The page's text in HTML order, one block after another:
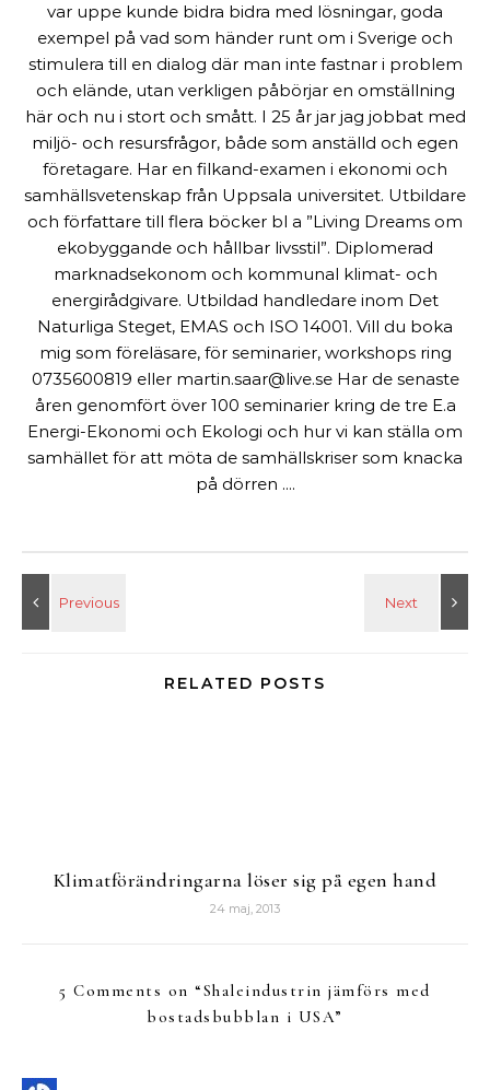
var uppe kunde bidra bidra med lösningar, goda
exempel på vad som händer runt om i Sverige och
stimulera till en dialog där man inte fastnar i problem
och elände, utan verkligen påbörjar en omställning
här och nu i stort och smått. I 25 år jar jag jobbat med
miljö- och resursfrågor, både som anställd och egen
företagare. Har en filkand-examen i ekonomi och
samhällsvetenskap från Uppsala universitet. Utbildare
och författare till flera böcker bl a ”Living Dreams om
ekobyggande och hållbar livsstil”. Diplomerad
marknadsekonom och kommunal klimat- och
energirådgivare. Utbildad handledare inom Det
Naturliga Steget, EMAS och ISO 14001. Vill du boka
mig som föreläsare, för seminarier, workshops ring
0735600819 eller martin.saar@live.se Har de senaste
åren genomfört över 100 seminarier kring de tre E.a
Energi-Ekonomi och Ekologi och hur vi kan ställa om
samhället för att möta de samhällskriser som knacka
på dörren ....
RELATED POSTS
Klimatförändringarna löser sig på egen hand
24 maj, 2013
5 Comments on “Shaleindustrin jämförs med
bostadsbubblan i USA”